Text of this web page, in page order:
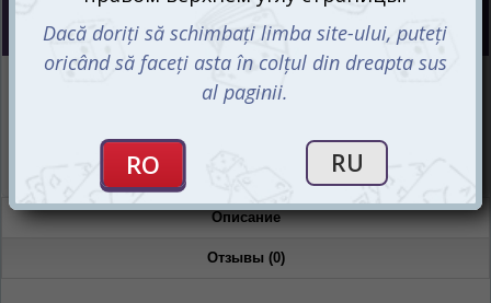
Интернет-магазин
Магазин “Игромания”
Есть в наличии
Описание
Отзывы (0)